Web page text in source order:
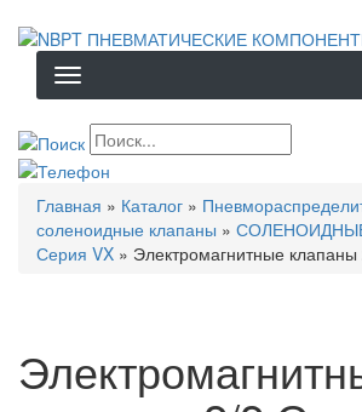
основному
содержанию
Строка
навигации
Главная Каталог
соленоидные клапаны
Серия VX
Электромагнитные